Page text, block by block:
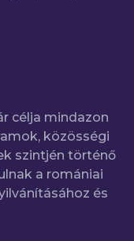
célja mindazon
közösségi
szintjén történő
a romániai
és